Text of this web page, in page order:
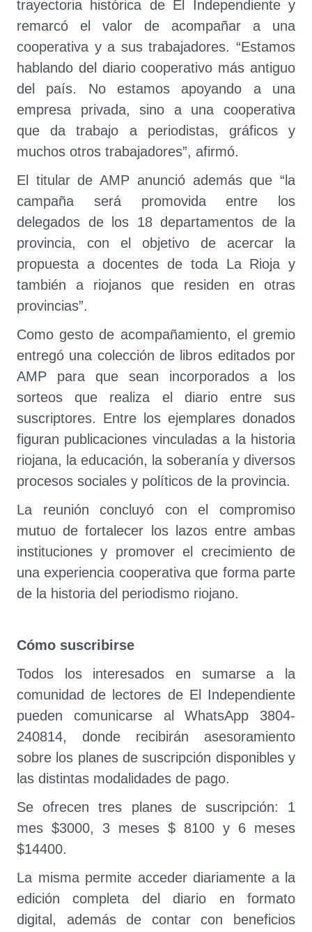
trayectoria histórica de El Independiente y
remarcó el valor de acompañar a una
cooperativa y a sus trabajadores. “Estamos
hablando del diario cooperativo más antiguo
del país. No estamos apoyando a una
empresa privada, sino a una cooperativa
que da trabajo a periodistas, gráficos y
muchos otros trabajadores”, afirmó.
El titular de AMP anunció además que “la
campaña será promovida entre los
delegados de los 18 departamentos de la
provincia, con el objetivo de acercar la
propuesta a docentes de toda La Rioja y
también a riojanos que residen en otras
provincias”.
Como gesto de acompañamiento, el gremio
entregó una colección de libros editados por
AMP para que sean incorporados a los
sorteos que realiza el diario entre sus
suscriptores. Entre los ejemplares donados
figuran publicaciones vinculadas a la historia
riojana, la educación, la soberanía y diversos
procesos sociales y políticos de la provincia.
La reunión concluyó con el compromiso
mutuo de fortalecer los lazos entre ambas
instituciones y promover el crecimiento de
una experiencia cooperativa que forma parte
de la historia del periodismo riojano.
Cómo suscribirse
Todos los interesados en sumarse a la
comunidad de lectores de El Independiente
pueden comunicarse al WhatsApp 3804-
240814, donde recibirán asesoramiento
sobre los planes de suscripción disponibles y
las distintas modalidades de pago.
Se ofrecen tres planes de suscripción: 1
mes $3000, 3 meses $ 8100 y 6 meses
$14400.
La misma permite acceder diariamente a la
edición completa del diario en formato
digital, además de contar con beneficios